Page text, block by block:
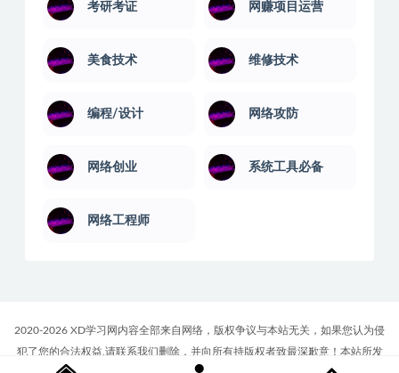
考研考证 网赚项目运营
美食技术 维修技术
编程/设计 网络攻防
网络创业 系统工具必备
网络工程师
2020-2026 XD学习网内容全部来自网络，版权争议与本站无关，如果您认为侵
犯了您的合法权益,请联系我们删除，并向所有持版权者致最深歉意！本站所发